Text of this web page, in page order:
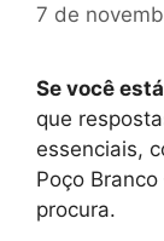
7 de
Se você
que
essenciais,
Poço
procura.